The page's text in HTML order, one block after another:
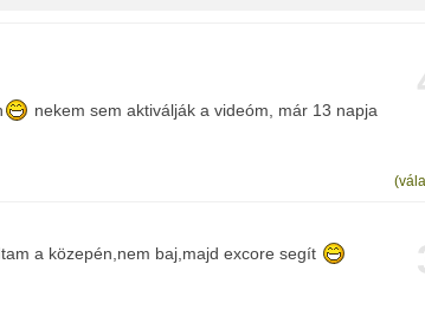
nekem sem aktiválják a videóm, már 13 napja
a közepén,nem baj,majd excore segít